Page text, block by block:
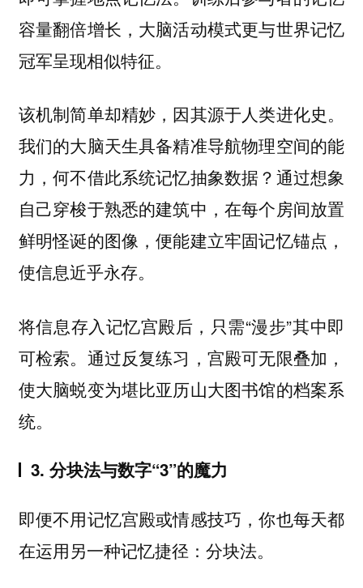
容量翻倍增长，大脑活动模式更与世界记忆
冠军呈现相似特征。
该机制简单却精妙，因其源于人类进化史。
我们的大脑天生具备精准导航物理空间的能
力，何不借此系统记忆抽象数据？通过想象
自己穿梭于熟悉的建筑中，在每个房间放置
鲜明怪诞的图像，便能建立牢固记忆锚点，
使信息近乎永存。
将信息存入记忆宫殿后，只需“漫步”其中即
可检索。通过反复练习，宫殿可无限叠加，
使大脑蜕变为堪比亚历山大图书馆的档案系
统。
3. 分块法与数字“3”的魔力
即便不用记忆宫殿或情感技巧，你也每天都
在运用另一种记忆捷径：分块法。